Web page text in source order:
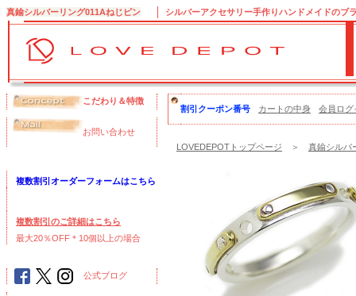
真鍮シルバーリング011Aねじピン シルバーアクセサリー手作りハンドメイドのブ
こだわり＆特徴
お問い合わせ
複数割引オーダーフォームはこちら
複数割引のご詳細はこちら
最大20％OFF＊10個以上の場合
公式ブログ
割引クーポン番号 カートの中身 会員ログ
LOVEDEPOTトップページ ＞ 真鍮シルバ